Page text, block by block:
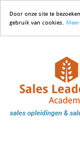
Door onze site te
gebruik van cookies.